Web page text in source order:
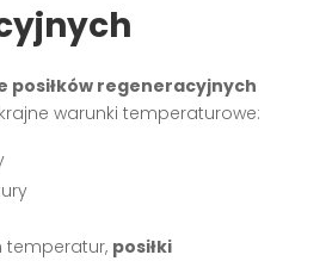
posiłków regeneracyjnych
warunki temperaturowe:
temperatur, posiłki